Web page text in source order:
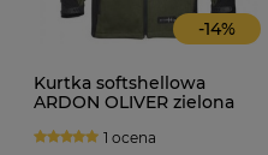
-14%
Kurtka softshellowa
ARDON OLIVER zielona
1 ocena